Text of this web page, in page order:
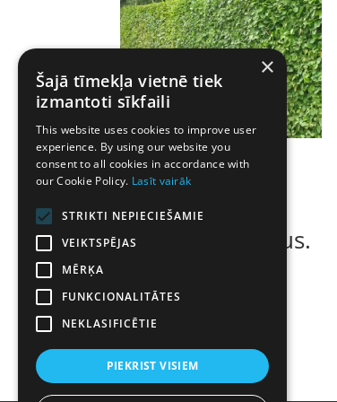
Skabārdis
parastais-
dzīvžogiem.
Carpinus betulus.
40-60cm
€1.95
×
Šajā tīmekļa vietnē tiek
izmantoti sīkfaili
This website uses cookies to improve user
experience. By using our website you
consent to all cookies in accordance with
our Cookie Policy. Lasīt vairāk
STRIKTI NEPIECIEŠAMIE
VEIKTSPĒJAS
MĒRĶA
FUNKCIONALITĀTES
NEKLASIFICĒTIE
PIEKRIST VISIEM